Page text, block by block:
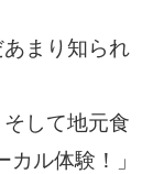
まり知られ
して地元食
ル体験！」